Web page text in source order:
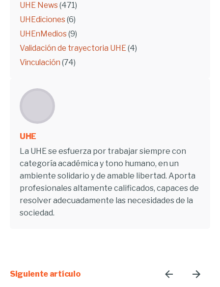
UHE News (471)
UHEdiciones (6)
UHEnMedios (9)
Validación de trayectoria UHE(4)
Vinculación (74)
UHE
La UHE se esfuerza por trabajar siempre con
categoría académica y tono humano, en un
ambiente solidario y de amable libertad. Aporta
profesionales altamente calificados, capaces de
resolver adecuadamente las necesidades de la
sociedad.
Siguiente artículo